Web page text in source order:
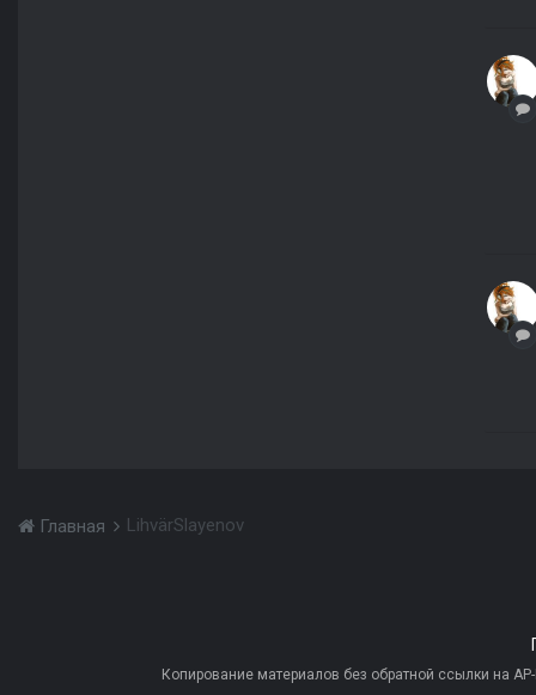
Главная LihvärSlayenov
Копирование материалов без обратной ссылки на